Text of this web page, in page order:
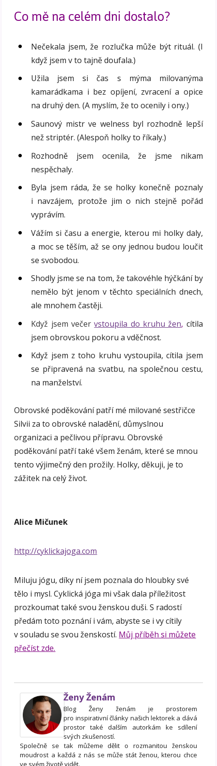
Co mě na celém dni dostalo?
Nečekala jsem, že rozlučka může být rituál. (I
když jsem v to tajně doufala.)
Užila jsem si čas s mýma milovanýma
kamarádkama i bez opíjení, zvracení a opice
na druhý den. (A myslím, že to ocenily i ony.)
Saunový mistr ve welness byl rozhodně lepší
než striptér. (Alespoň holky to říkaly.)
Rozhodně jsem ocenila, že jsme nikam
nespěchaly.
Byla jsem ráda, že se holky konečně poznaly
i navzájem, protože jim o nich stejně pořád
vyprávím.
Vážím si času a energie, kterou mi holky daly,
a moc se těším, až se ony jednou budou loučit
se svobodou.
Shodly jsme se na tom, že takovéhle hýčkání by
nemělo být jenom v těchto speciálních dnech,
ale mnohem častěji.
Když jsem večervstoupila do kruhu žen, cítila
jsem obrovskou pokoru a vděčnost.
Když jsem z toho kruhu vystoupila, cítila jsem
se připravená na svatbu, na společnou cestu,
na manželství.
Obrovské poděkování patří mé milované sestřičce
Silvii za to obrovské naladění, důmyslnou
organizaci a pečlivou přípravu. Obrovské
poděkování patří také všem ženám, které se mnou
tento výjimečný den prožily. Holky, děkuji, je to
zážitek na celý život.
Alice Mičunek
http://cyklickajoga.com
Miluju jógu, díky ní jsem poznala do hloubky své
tělo i mysl. Cyklická jóga mi však dala příležitost
prozkoumat také svou ženskou duši. S radostí
předám toto poznání i vám, abyste se i vy cítily
v souladu se svou ženskostí. Můj příběh si můžete
přečíst zde.
Ženy Ženám
Blog Ženy ženám je prostorem
pro inspirativní články našich lektorek a dává
prostor také dalším autorkám ke sdílení
svých zkušeností.
Společně se tak můžeme dělit o rozmanitou ženskou
moudrost a každá z nás se může stát ženou, kterou chce
ve svém životě vidět.